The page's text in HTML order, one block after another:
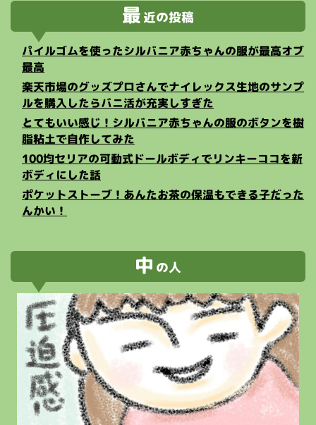
最 近の投稿
パイルゴムを使ったシルバニア赤ちゃんの服が最高オブ
最高
楽天市場のグッズプロさんでナイレックス生地のサンプ
ルを購入したらバニ活が充実しすぎた
とてもいい感じ！シルバニア赤ちゃんの服のボタンを樹
脂粘土で自作してみた
100均セリアの可動式ドールボディでリンキーココを新
ボディにした話
ポケットストーブ！あんたお茶の保温もできる子だった
んかい！
中 の人